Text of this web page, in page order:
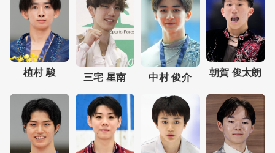
植村 駿 三宅 星南 中村 俊介 朝賀 俊太朗